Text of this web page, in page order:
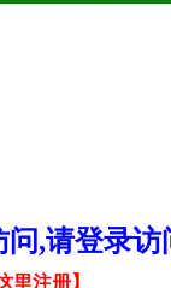
问,请登录
里注册】